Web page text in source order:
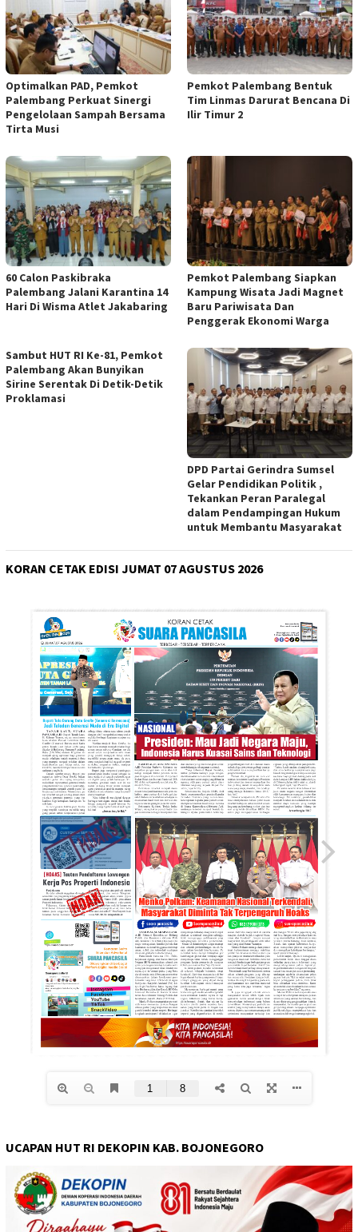
Optimalkan PAD, Pemkot
Palembang Perkuat Sinergi
Pengelolaan Sampah Bersama
Tirta Musi
Pemkot Palembang Bentuk
Tim Linmas Darurat Bencana Di
Ilir Timur 2
60 Calon Paskibraka
Palembang Jalani Karantina 14
Hari Di Wisma Atlet Jakabaring
Pemkot Palembang Siapkan
Kampung Wisata Jadi Magnet
Baru Pariwisata Dan
Penggerak Ekonomi Warga
Sambut HUT RI Ke-81, Pemkot
Palembang Akan Bunyikan
Sirine Serentak Di Detik-Detik
Proklamasi
DPD Partai Gerindra Sumsel
Gelar Pendidikan Politik ,
Tekankan Peran Paralegal
dalam Pendampingan Hukum
untuk Membantu Masyarakat
KORAN CETAK EDISI JUMAT 07 AGUSTUS 2026
UCAPAN HUT RI DEKOPIN KAB. BOJONEGORO